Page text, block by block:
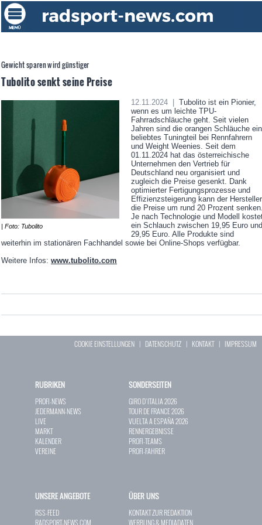
Gewicht sparen wird günstiger
Tubolito senkt seine Preise
| Foto: Tubolito
12.11.2024 |
Tubolito ist ein Pionier,
wenn es um leichte TPU-
Fahrradschläuche geht. Seit vielen
Jahren sind die orangen Schläuche ein
beliebtes Tuningteil bei Rennfahrern
und Weight Weenies. Seit dem
01.11.2024 hat das österreichische
Unternehmen den Vertrieb für
Deutschland neu organisiert und
zugleich die Preise gesenkt. Dank
optimierter Fertigungsprozesse und
Effizienzsteigerung kann der Hersteller
die Preise um rund 20 Prozent
Je nach Technologie und Modell
ein Schlauch zwischen 19,95 Euro und
29,95 Euro. Alle Produkte sind
weiterhin im stationären Fachhandel sowie bei Online-Shops verfügbar.
Weitere Infos: www.tubolito.com
COOKIE EINSTELLUNGEN | DATENSCHUTZ | KONTAKT| IMPRESSUM
RUBRIKEN
PROFI-NEWS
JEDERMANN-NEWS
LIVE
MARKT
KALENDER
VEREINE
SONDERSEITEN
GIRO D`ITALIA 2026
TOUR DE FRANCE 2026
VUELTA A ESPAÑA 2026
RENNERGEBNISSE
PROFI-TEAMS
PROFI-FAHRER
UNSERE ANGEBOTE
RSS-FEED
RADSPORT-NEWS.COM
ÜBER UNS
KONTAKT ZUR REDAKTION
WERBUNG & MEDIADATEN